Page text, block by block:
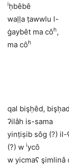
iḥbêbê
waḷḷa ṭawwlu l-
ġaybêt ma côh,
ma côh
qal bişḥêd,
ʔilâh is-sama
yinṭiṣib sôg (?) il-
(?) w iycô
w yicmaʕ şimlinâ